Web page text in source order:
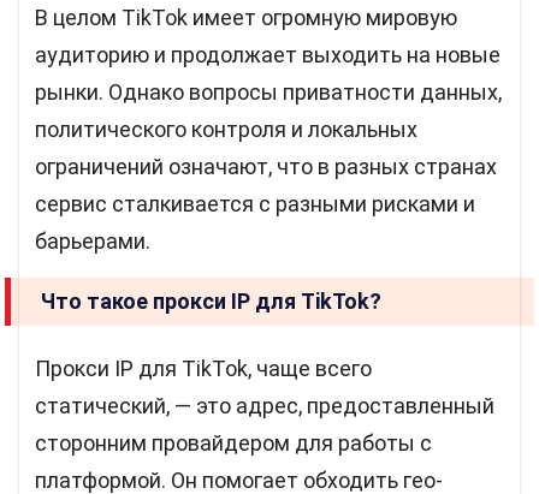
В целом TikTok имеет огромную мировую
аудиторию и продолжает выходить на новые
рынки. Однако вопросы приватности данных,
политического контроля и локальных
ограничений означают, что в разных странах
сервис сталкивается с разными рисками и
барьерами.
Что такое прокси IP для TikTok?
Прокси IP для TikTok, чаще всего
статический, — это адрес, предоставленный
сторонним провайдером для работы с
платформой. Он помогает обходить гео-